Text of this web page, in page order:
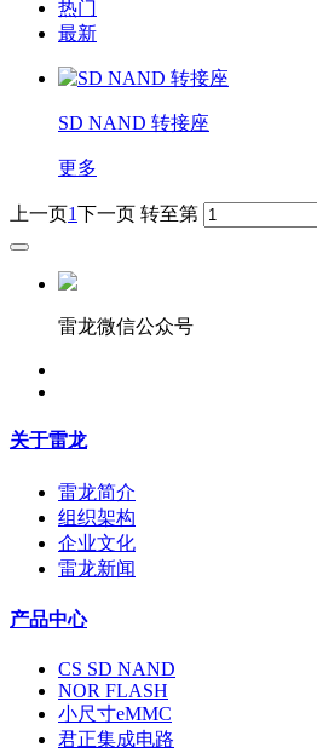
热门
最新
SD NAND 转接座
更多
上一页1下一页 转至第
雷龙微信公众号
关于雷龙
雷龙简介
组织架构
企业文化
雷龙新闻
产品中心
CS SD NAND
NOR FLASH
小尺寸eMMC
君正集成电路